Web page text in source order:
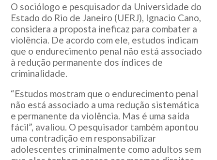
O sociólogo e pesquisador da Universidade do
Estado do Rio de Janeiro (UERJ), Ignacio Cano,
considera a proposta ineficaz para combater a
violência. De acordo com ele, estudos indicam
que o endurecimento penal não está associado
à redução permanente dos índices de
criminalidade.
“Estudos mostram que o endurecimento penal
não está associado a uma redução sistemática
e permanente da violência. Mas é uma saída
fácil”, avaliou. O pesquisador também apontou
uma contradição em responsabilizar
adolescentes criminalmente como adultos sem